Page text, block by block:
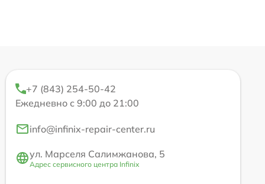
+7 (843) 254-50-42
Ежедневно с 9:00 до 21:00
info@infinix-repair-center.ru
ул. Марселя Салимжанова, 5
Адрес сервисного центра Infinix